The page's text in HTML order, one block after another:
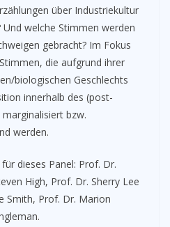
über Industriekultur
Und welche Stimmen werden
gebracht? Im Fokus
die aufgrund ihrer
biologischen Geschlechts
innerhalb des (post-
bzw.
werden.
dieses Panel: Prof. Dr.
High, Prof. Dr. Sherry Lee
Smith, Prof. Dr. Marion